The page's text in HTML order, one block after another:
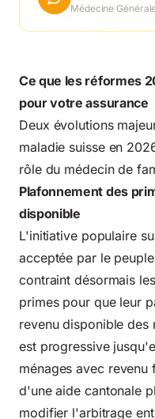
Médecine
Ce que les réformes
pour votre assurance
Deux évolutions
maladie suisse en
rôle du médecin de
Plafonnement des
disponible
L'initiative populaire
acceptée par le
contraint désormais
primes pour que leur
revenu disponible
est progressive
ménages avec
d'une aide cantonale
modifier l'arbitrage